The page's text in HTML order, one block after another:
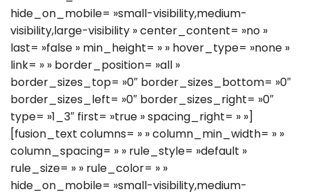
hide_on_mobile= »small-visibility,medium-
visibility,large-visibility » center_content= »no »
last= »false » min_height= » » hover_type= »none »
link= » » border_position= »all »
border_sizes_top= »0″ border_sizes_bottom= »0″
border_sizes_left= »0″ border_sizes_right= »0″
type= »1_3″ first= »true » spacing_right= » »]
[fusion_text columns= » » column_min_width= » »
column_spacing= » » rule_style= »default »
rule_size= » » rule_color= » »
hide_on_mobile= »small-visibility,medium-